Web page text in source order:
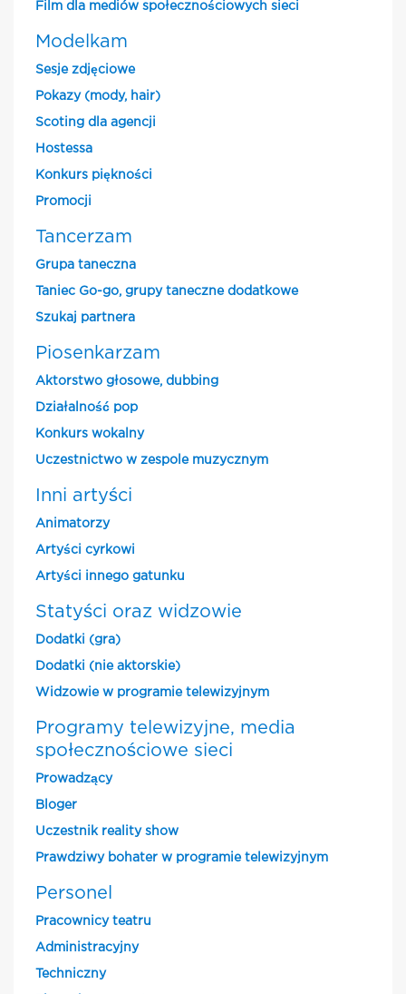
Film dla mediów społecznościowych sieci
Modelkam
Sesje zdjęciowe
Pokazy (mody, hair)
Scoting dla agencji
Hostessa
Konkurs piękności
Promocji
Tancerzam
Grupa taneczna
Taniec Go-go, grupy taneczne dodatkowe
Szukaj partnera
Piosenkarzam
Aktorstwo głosowe, dubbing
Działalność pop
Konkurs wokalny
Uczestnictwo w zespole muzycznym
Inni artyści
Animatorzy
Artyści cyrkowi
Artyści innego gatunku
Statyści oraz widzowie
Dodatki (gra)
Dodatki (nie aktorskie)
Widzowie w programie telewizyjnym
Programy telewizyjne, media
społecznościowe sieci
Prowadzący
Bloger
Uczestnik reality show
Prawdziwy bohater w programie telewizyjnym
Personel
Pracownicy teatru
Administracyjny
Techniczny